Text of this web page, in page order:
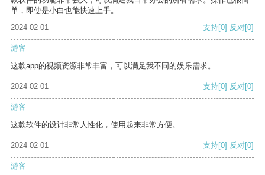
单，即使是小白也能快速上手。
2024-02-01
支持[0] 反对[0]
游客
这款app的视频资源非常丰富，可以满足我不同的娱乐需求。
2024-02-01 支持[0] 反对[0]
游客
这款软件的设计非常人性化，使用起来非常方便。
2024-02-01 支持[0] 反对[0]
游客